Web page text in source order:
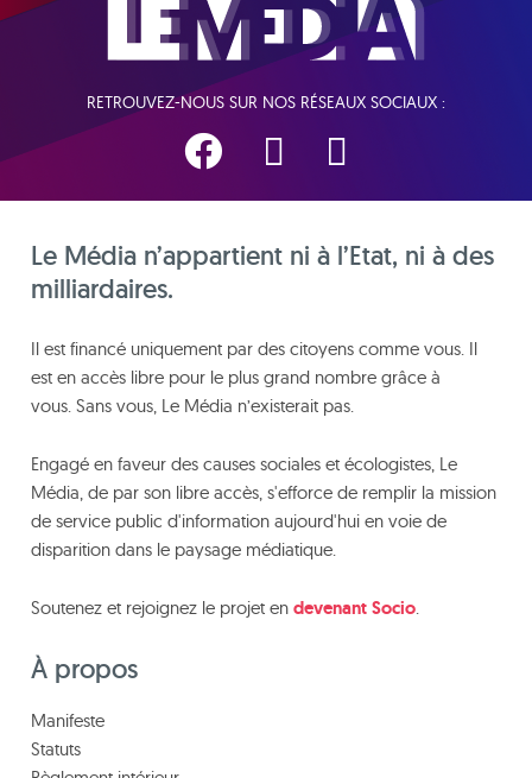
RETROUVEZ-NOUS SUR NOS RÉSEAUX SOCIAUX :
Le Média n’appartient ni à l’Etat, ni à des
milliardaires.
Il est financé uniquement par des citoyens comme vous. Il
est en accès libre pour le plus grand nombre grâce à
vous. Sans vous, Le Média n’existerait pas.
Engagé en faveur des causes sociales et écologistes, Le
Média, de par son libre accès, s'efforce de remplir la mission
de service public d'information aujourd'hui en voie de
disparition dans le paysage médiatique.
Soutenez et rejoignez le projet en devenant Socio.
À propos
Manifeste
Statuts